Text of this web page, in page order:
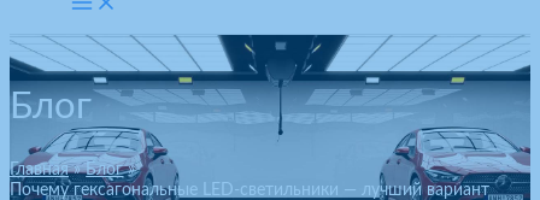
Блог
Главная
Блог
Почему гексагональные LED-светильники — лучший вариант